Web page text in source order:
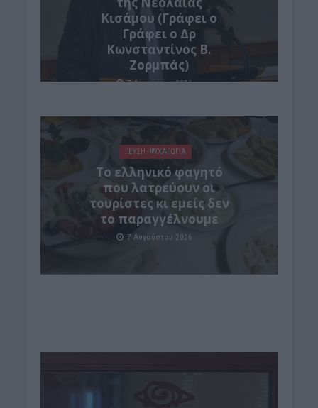
Κισάμου (Γράφει ο
Γράφει ο Δρ
Κωνσταντίνος Β.
Ζορμπάς)
7 Αυγούστου 2026
ΓΕΎΣΗ - ΨΥΧΑΓΩΓΊΑ
Το ελληνικό φαγητό
που λατρεύουν οι
τουρίστες κι εμείς δεν
το παραγγέλνουμε
7 Αυγούστου 2026